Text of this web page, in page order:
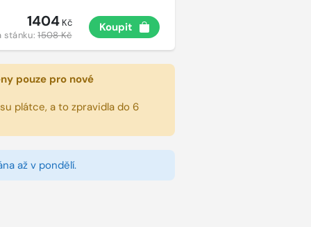
1404Kč
stánku:1508 Kč
Koupit
pouze pro nové
plátce, a to zpravidla do 6
až v pondělí.